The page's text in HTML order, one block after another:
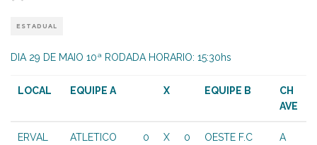
ESTADUAL
DIA 29 DE MAIO 10ª RODADA HORARIO: 15:30hs
LOCAL EQUIPE A X EQUIPE B
CH
AVE
ERVAL
ATLETICO
0
X
0
OESTE F.C A